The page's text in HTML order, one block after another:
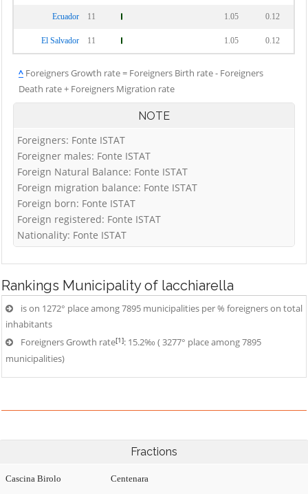
Ecuador 11 1.05 0.12
El Salvador 11 1.05 0.12
^ Foreigners Growth rate = Foreigners Birth rate - Foreigners
Death rate + Foreigners Migration rate
NOTE
Foreigners: Fonte ISTAT
Foreigner males: Fonte ISTAT
Foreign Natural Balance: Fonte ISTAT
Foreign migration balance: Fonte ISTAT
Foreign born: Fonte ISTAT
Foreign registered: Fonte ISTAT
Nationality: Fonte ISTAT
Rankings Municipality of lacchiarella
is on 1272° place among 7895 municipalities per % foreigners on total
inhabitants
Foreigners Growth rate[1]: 15.2‰ ( 3277° place among 7895
municipalities)
Fractions
Cascina Birolo
Centenara